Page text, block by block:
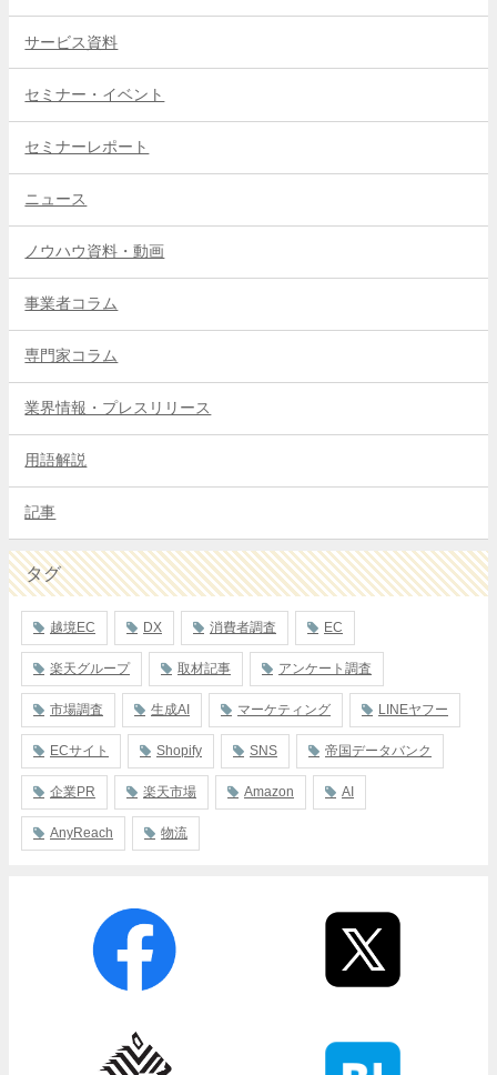
サービス資料
セミナー・イベント
セミナーレポート
ニュース
ノウハウ資料・動画
事業者コラム
専門家コラム
業界情報・プレスリリース
用語解説
記事
タグ
越境EC DX 消費者調査 EC
楽天グループ 取材記事 アンケート調査
市場調査 生成AI マーケティング LINEヤフー
ECサイト Shopify SNS 帝国データバンク
企業PR 楽天市場 Amazon AI
AnyReach 物流